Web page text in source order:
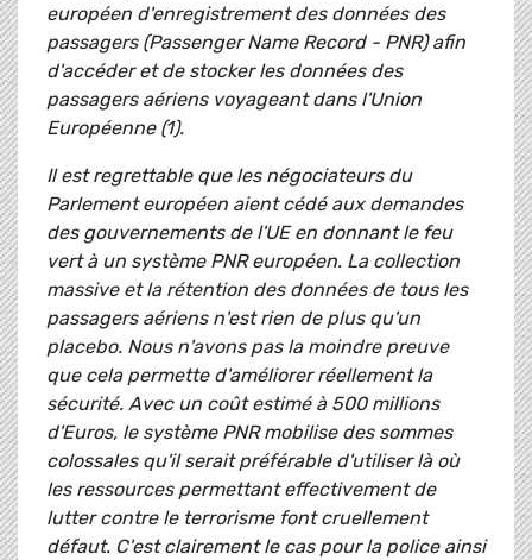
européen d'enregistrement des données des
passagers (Passenger Name Record - PNR) afin
d'accéder et de stocker les données des
passagers aériens voyageant dans l'Union
Européenne (1).
Il est regrettable que les négociateurs du
Parlement européen aient cédé aux demandes
des gouvernements de l'UE en donnant le feu
vert à un système PNR européen. La collection
massive et la rétention des données de tous les
passagers aériens n'est rien de plus qu'un
placebo. Nous n'avons pas la moindre preuve
que cela permette d'améliorer réellement la
sécurité. Avec un coût estimé à 500 millions
d'Euros, le système PNR mobilise des sommes
colossales qu'il serait préférable d'utiliser là où
les ressources permettant effectivement de
lutter contre le terrorisme font cruellement
défaut. C'est clairement le cas pour la police ainsi